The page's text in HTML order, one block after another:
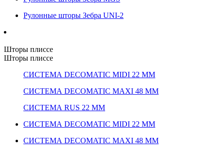
Рулонные шторы Зебра UNI-2
Шторы плиссе
Шторы плиссе
СИСТЕМА DECOMATIC MIDI 22 ММ
СИСТЕМА DECOMATIC MAXI 48 ММ
СИСТЕМА RUS 22 ММ
СИСТЕМА DECOMATIC MIDI 22 ММ
СИСТЕМА DECOMATIC MAXI 48 ММ